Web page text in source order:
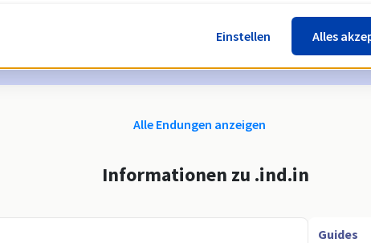
Rückgewinnungsfrist zur Benachrichtigung über die Löschung
Alle Endungen anzeigen
Informationen zu .ind.in
Guides
Einstellen Alles